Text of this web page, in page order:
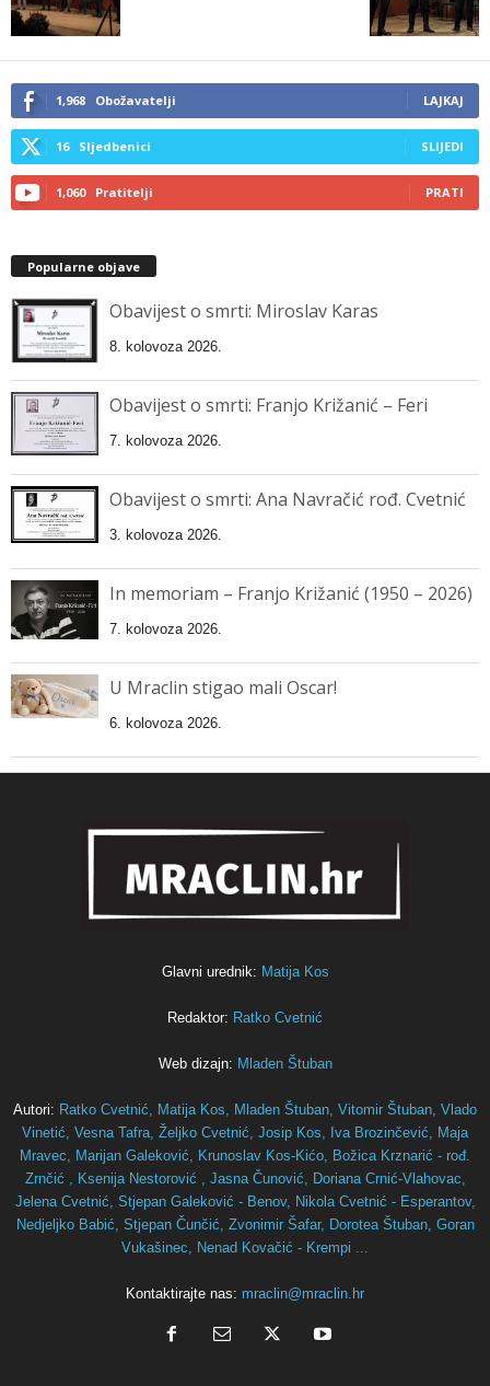
1,968 Obožavatelji LAJKAJ
16 Sljedbenici SLIJEDI
1,060 Pratitelji PRATI
Popularne objave
Obavijest o smrti: Miroslav Karas
8. kolovoza 2026.
Obavijest o smrti: Franjo Križanić – Feri
7. kolovoza 2026.
Obavijest o smrti: Ana Navračić rođ. Cvetnić
3. kolovoza 2026.
In memoriam – Franjo Križanić (1950 – 2026)
7. kolovoza 2026.
U Mraclin stigao mali Oscar!
6. kolovoza 2026.
Glavni urednik: Matija Kos
Redaktor: Ratko Cvetnić
Web dizajn: Mladen Štuban
Autori: Ratko Cvetnić, Matija Kos, Mladen Štuban, Vitomir Štuban, Vlado
Vinetić, Vesna Tafra, Željko Cvetnić, Josip Kos, Iva Brozinčević, Maja
Mravec, Marijan Galeković, Krunoslav Kos-Kićo, Božica Krznarić - rođ.
Zrnčić , Ksenija Nestorović , Jasna Čunović, Doriana Crnić-Vlahovac,
Jelena Cvetnić, Stjepan Galeković - Benov, Nikola Cvetnić - Esperantov,
Nedjeljko Babić, Stjepan Čunčić, Zvonimir Šafar, Dorotea Štuban, Goran
Vukašinec, Nenad Kovačić - Krempi ...
Kontaktirajte nas: mraclin@mraclin.hr